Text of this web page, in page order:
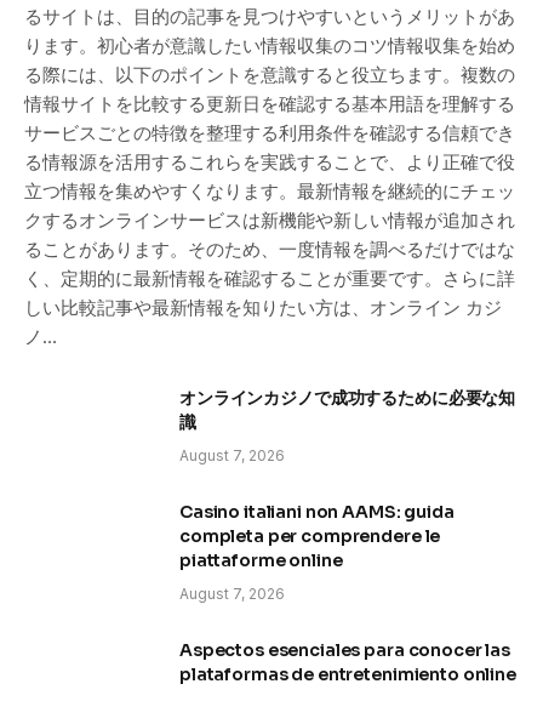
るサイトは、目的の記事を見つけやすいというメリットがあ
ります。初心者が意識したい情報収集のコツ情報収集を始め
る際には、以下のポイントを意識すると役立ちます。複数の
情報サイトを比較する更新日を確認する基本用語を理解する
サービスごとの特徴を整理する利用条件を確認する信頼でき
る情報源を活用するこれらを実践することで、より正確で役
立つ情報を集めやすくなります。最新情報を継続的にチェッ
クするオンラインサービスは新機能や新しい情報が追加され
ることがあります。そのため、一度情報を調べるだけではな
く、定期的に最新情報を確認することが重要です。さらに詳
しい比較記事や最新情報を知りたい方は、オンライン カジ
ノ…
オンラインカジノで成功するために必要な知
識
August 7, 2026
Casino italiani non AAMS: guida
completa per comprendere le
piattaforme online
August 7, 2026
Aspectos esenciales para conocer las
plataformas de entretenimiento online